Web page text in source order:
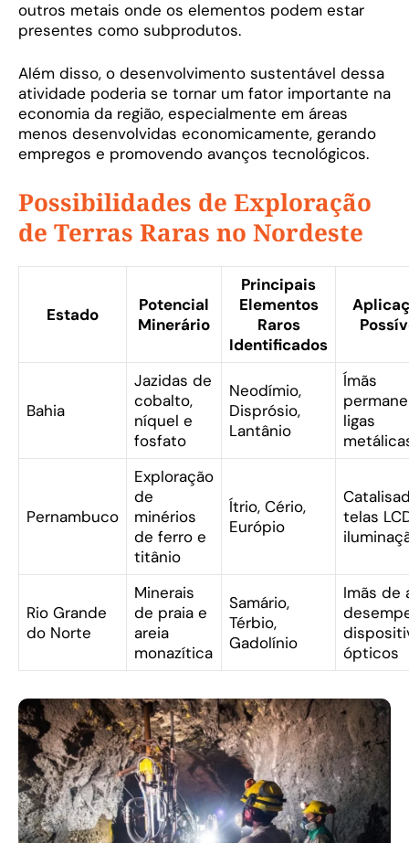
outros metais onde os elementos podem estar
presentes como subprodutos.
Além disso, o desenvolvimento sustentável dessa
atividade poderia se tornar um fator importante na
economia da região, especialmente em áreas
menos desenvolvidas economicamente, gerando
empregos e promovendo avanços tecnológicos.
Possibilidades de Exploração
de Terras Raras no Nordeste
Estado
Potencial
Minerário
Principais
Elementos
Raros
Identificados
Bahia
Jazidas de
cobalto,
níquel e
fosfato
Neodímio,
Disprósio,
Lantânio
Ímãs
ligas
Pernambuco
Exploração
de
minérios
de ferro e
titânio
Ítrio, Cério,
Európio
telas
Rio Grande
do Norte
Minerais
de praia e
areia
monazítica
Samário,
Térbio,
Gadolínio
Imãs de
ópticos